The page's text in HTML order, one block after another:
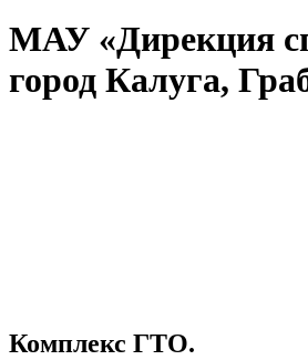
МАУ «Дирекция
город Калуга,
Комплекс ГТО.